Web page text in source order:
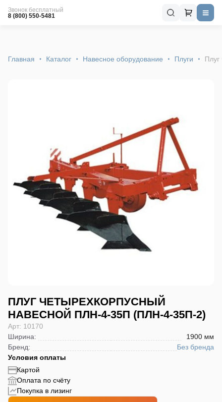
Звонок бесплатный
8 (800) 550-5481
Главная Каталог Навесное оборудование Плуги
ПЛУГ ЧЕТЫРЕХКОРПУСНЫЙ
НАВЕСНОЙ ПЛН-4-35П (ПЛН-4-35П-2)
Арт: 10170
Ширина:
1900 мм
Бренд:
Без бренда
Условия оплаты
Картой
Оплата по счёту
Покупка в лизинг